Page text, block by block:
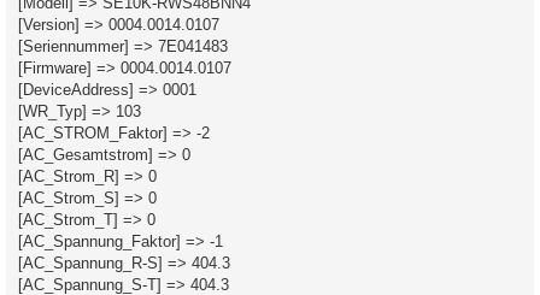
[Version] => 0004.0014.0107
[Seriennummer] => 7E041483
[Firmware] => 0004.0014.0107
[DeviceAddress] => 0001
[WR_Typ] => 103
[AC_STROM_Faktor] => -2
[AC_Gesamtstrom] => 0
[AC_Strom_R] => 0
[AC_Strom_S] => 0
[AC_Strom_T] => 0
[AC_Spannung_Faktor] => -1
[AC_Spannung_R-S] => 404.3
[AC_Spannung_S-T] => 404.3